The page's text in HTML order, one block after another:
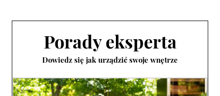
Porady eksperta
Dowiedz się jak urządzić swoje wnętrze